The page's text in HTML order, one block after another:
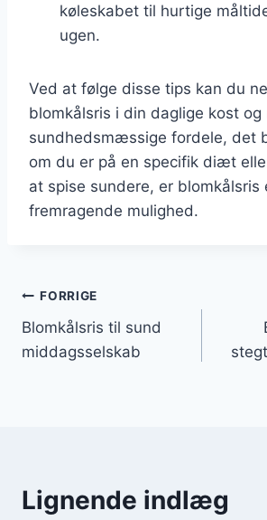
køleskabet til hurtige
ugen.
Ved at følge disse tips kan du
blomkålsris i din daglige kost og
sundhedsmæssige fordele, det
om du er på en specifik diæt
at spise sundere, er blomkålsris
fremragende mulighed.
Indlægsnavigation
FORRIGE
Blomkålsris til sund
middagsselskab
Lignende indlæg